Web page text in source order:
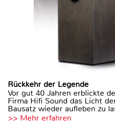
Rückkehr der Legende
Vor gut 40 Jahren erblickte
Firma Hifi Sound das Licht
Bausatz wieder aufleben zu
>> Mehr erfahren